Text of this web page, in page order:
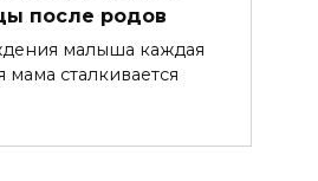
после родов
малыша каждая
мама сталкивается